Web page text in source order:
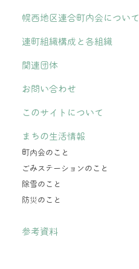
幌西地区連合町内会について
連町組織構成と各組織
関連団体
お問い合わせ
このサイトについて
まちの生活情報
町内会のこと
ごみステーションのこと
除雪のこと
防災のこと
参考資料